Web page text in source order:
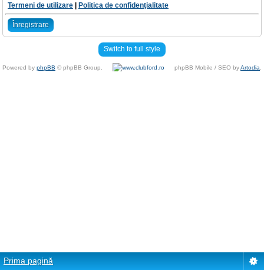
Termeni de utilizare
Politica de confidenţialitate
Înregistrare
Switch to full style
Powered by phpBB © phpBB Group. phpBB Mobile / SEO byArtodia
Prima pagină